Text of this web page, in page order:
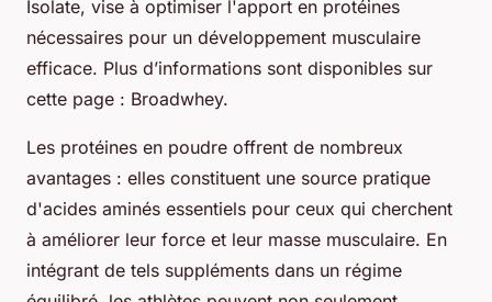
Isolate, vise à optimiser l'apport en protéines
nécessaires pour un développement musculaire
efficace. Plus d’informations sont disponibles sur
cette page : Broadwhey.
Les protéines en poudre offrent de nombreux
avantages : elles constituent une source pratique
d'acides aminés essentiels pour ceux qui cherchent
à améliorer leur force et leur masse musculaire. En
intégrant de tels suppléments dans un régime